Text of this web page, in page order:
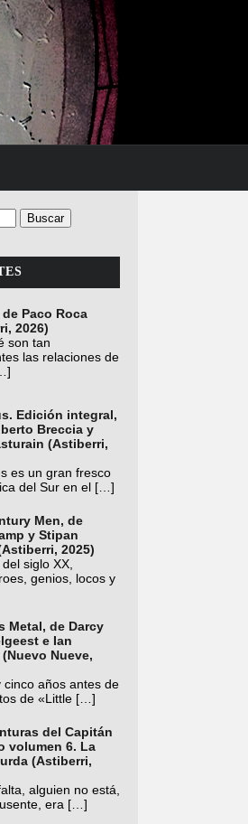
Paco Roca
2026)
son tan
las relaciones de
Edición integral,
Breccia y
(Astiberri,
es un gran fresco
del Sur en el […]
Men, de
y Stipan
2025)
siglo XX,
genios, locos y
Metal, de Darcy
e Ian
Nueve,
cinco años antes de
de «Little […]
del Capitán
volumen 6. La
(Astiberri,
alguien no está,
era […]